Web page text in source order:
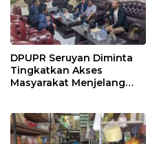
DPUPR Seruyan Diminta
Tingkatkan Akses
Masyarakat Menjelang